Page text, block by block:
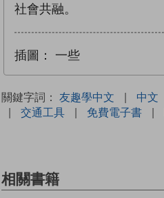
社會共融。
插圖： 一些
關鍵字詞： 友趣學中文 | 中文
|
交通工具 | 免費電子書 |
相關書籍